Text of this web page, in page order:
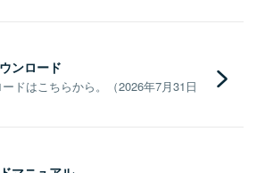
ンロード
ドはこちらから。（2026年7月31日